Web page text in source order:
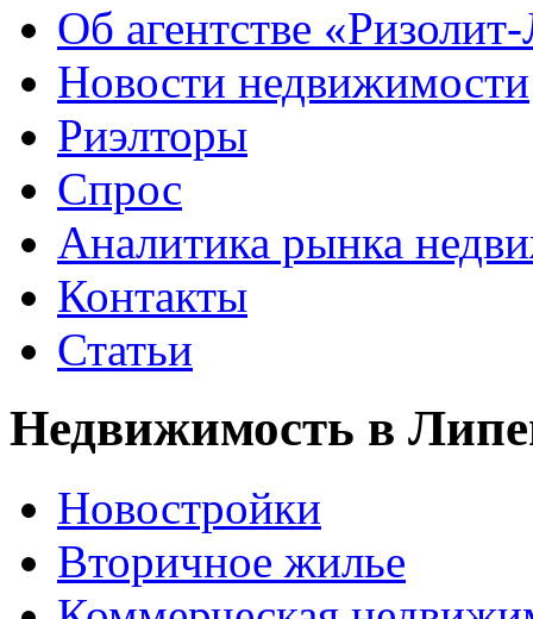
Об агентстве
Новости недвижимости
Риэлторы
Спрос
Аналитика рынка
Контакты
Статьи
Недвижимость в
Новостройки
Вторичное жилье